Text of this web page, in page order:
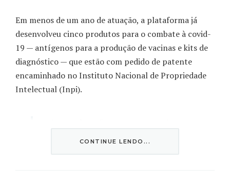
Em menos de um ano de atuação, a plataforma já
desenvolveu cinco produtos para o combate à covid-
19 — antígenos para a produção de vacinas e kits de
diagnóstico — que estão com pedido de patente
encaminhado no Instituto Nacional de Propriedade
Intelectual (Inpi).
CONTINUE LENDO...